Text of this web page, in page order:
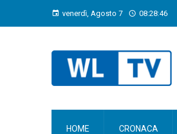
venerdì, Agosto 7 08:28:47
HOME CRONACA